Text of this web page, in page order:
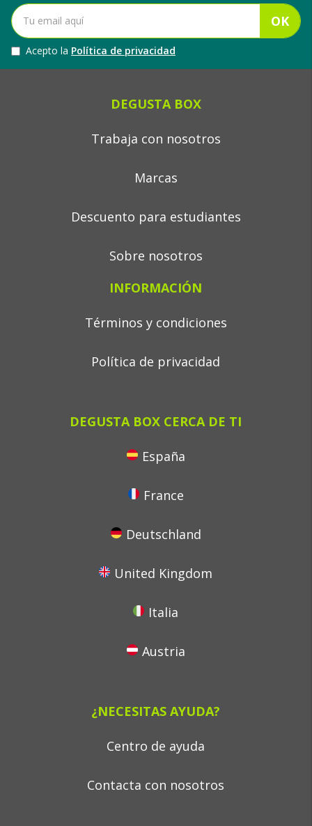
OK
Acepto la Política de privacidad
DEGUSTA BOX
Trabaja con nosotros
Marcas
Descuento para estudiantes
Sobre nosotros
INFORMACIÓN
Términos y condiciones
Política de privacidad
DEGUSTA BOX CERCA DE TI
España
France
Deutschland
United Kingdom
Italia
Austria
¿NECESITAS AYUDA?
Centro de ayuda
Contacta con nosotros